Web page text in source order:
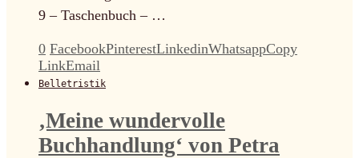
9 – Taschenbuch – …
0 FacebookPinterestLinkedinWhatsappCopy
LinkEmail
Belletristik
‚Meine wundervolle
Buchhandlung‘ von Petra